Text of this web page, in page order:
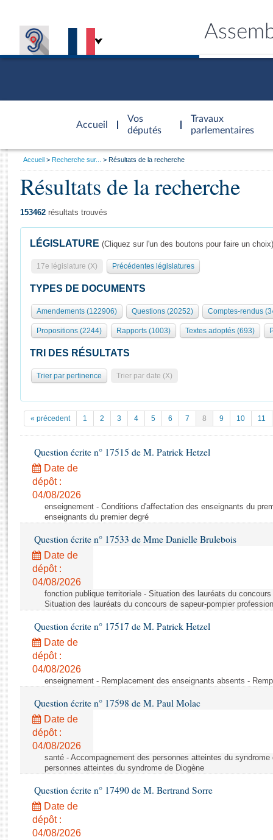
Accueil
d'accueil
Vos
députés
Travaux
parlementaires
Présidence
577 députés
Groupes politiques
Séance publique
Commissions et autres organes
Europe et International
Pétitions
Projets de loi
Propositions de loi
Amendements
Textes adoptés
Rapports législatifs
Rapports sur l'application des lois
Baromètre de l’application des lois
Dossiers législatifs
Budget et sécurité sociale
Questions écrites et orales
Comptes rendus des débats
Général
Rôle et pouvoirs de l'Assemblée
Organisation de l'Assemblée
Présidence Conférence des Présidents Bureau Collège des
Statistiques et chiffres clés
Documents de référence
( Constitution | Règlement de l'Assemblée ... )
Histoire
Juniors
Anciennes législatures
Visiter l'Assemblée
Visite virtuelle du palais Bourbon
Assister à une séance
La Bibliothèque
Contacts et plan d'accès
Photos libres de droit
Vous
Accueil Recherche sur... Résultats de la recherche
Résultats de la recherche
153462 résultats trouvés
LÉGISLATURE (Cliquez sur l'un des boutons pour faire un choix)
17e législature (X) Précédentes législatures
TYPES DE DOCUMENTS
Amendements (122906) Questions (20252) Comptes-rendus
Propositions (2244) Rapports (1003) Textes adoptés (693)
TRI DES RÉSULTATS
Trier par pertinence Trier par date (X)
« précedent 1 2 3 4 5 6 7 8 9 10 11
Question écrite n° 17515 de M. Patrick Hetzel
Date de
dépôt :
04/08/2026
enseignement - Conditions d'affectation des enseignants du
enseignants du premier degré
Question écrite n° 17533 de Mme Danielle Brulebois
Date de
dépôt :
04/08/2026
fonction publique territoriale - Situation des lauréats du
Situation des lauréats du concours de sapeur-pompier
Question écrite n° 17517 de M. Patrick Hetzel
Date de
dépôt :
04/08/2026
enseignement - Remplacement des enseignants absents -
Question écrite n° 17598 de M. Paul Molac
Date de
dépôt :
04/08/2026
santé - Accompagnement des personnes atteintes du
personnes atteintes du syndrome de Diogène
Question écrite n° 17490 de M. Bertrand Sorre
Date de
dépôt :
04/08/2026